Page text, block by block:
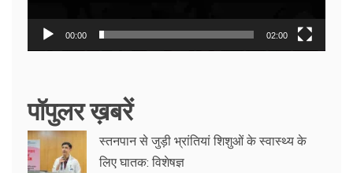
00:00 02:00
पॉपुलर ख़बरें
स्तनपान से जुड़ी भ्रांतियां शिशुओं के स्वास्थ्य के
लिए घातक: विशेषज्ञ